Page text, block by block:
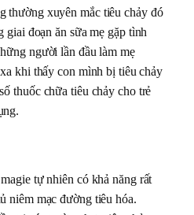
thường xuyên mắc tiêu chảy đó
giai đoạn ăn sữa mẹ gặp tình
người lần đầu làm mẹ
khi thấy con mình bị tiêu chảy
thuốc chữa tiêu chảy cho trẻ
tự nhiên có khả năng rất
niêm mạc đường tiêu hóa.